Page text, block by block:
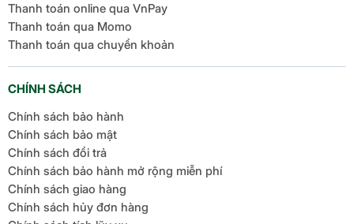
Thanh toán online qua VnPay
Thanh toán qua Momo
Thanh toán qua chuyển khoản
CHÍNH SÁCH
Chính sách bảo hành
Chính sách bảo mật
Chính sách đổi trả
Chính sách bảo hành mở rộng miễn phí
Chính sách giao hàng
Chính sách hủy đơn hàng